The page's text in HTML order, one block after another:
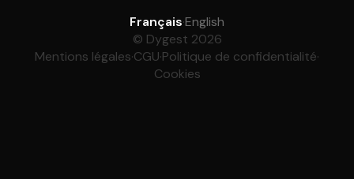
Français·English
© Dygest 2026
Mentions légales·CGU·Politique de confidentialité·
Cookies